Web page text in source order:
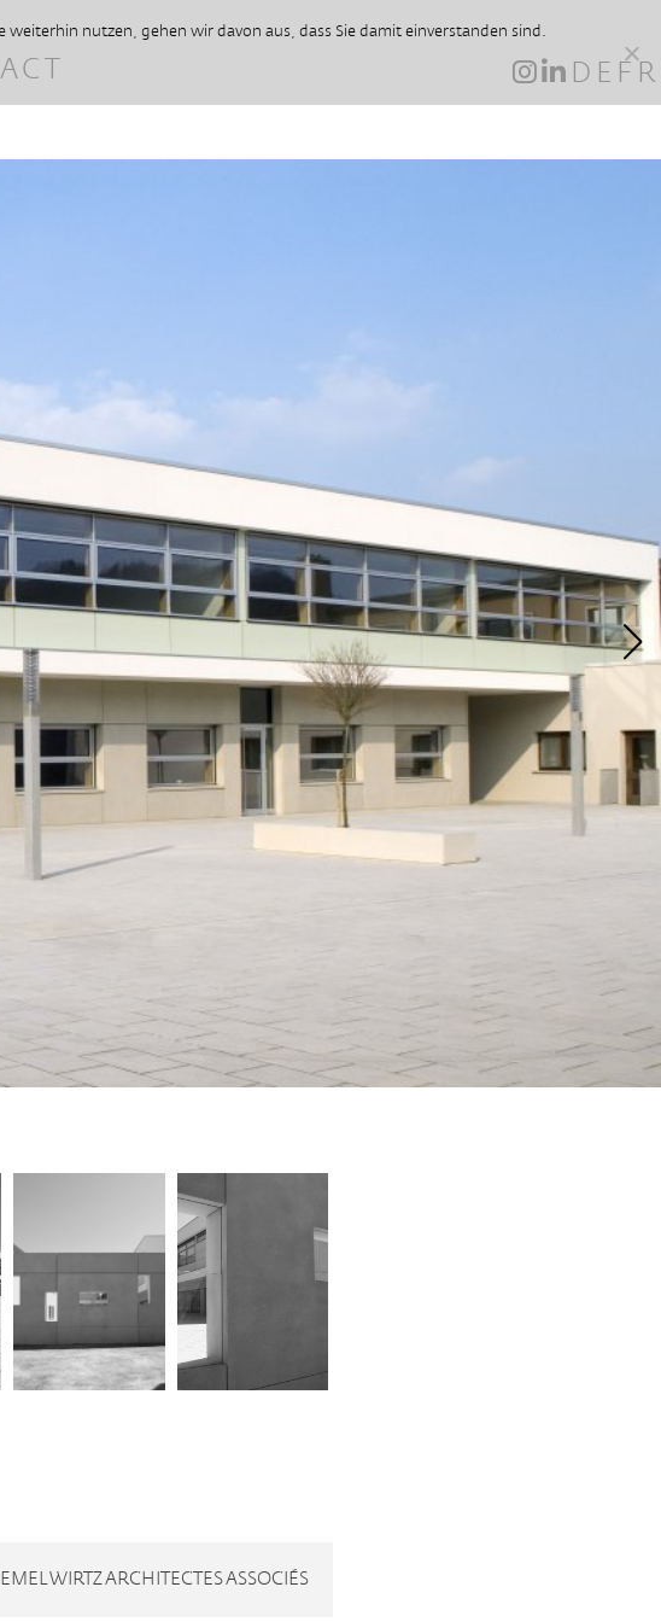
DE FR
WIRTZ ARCHITECTES ASSOCIÉS
nutzen, gehen wir davon aus, dass Sie damit einverstanden sind.